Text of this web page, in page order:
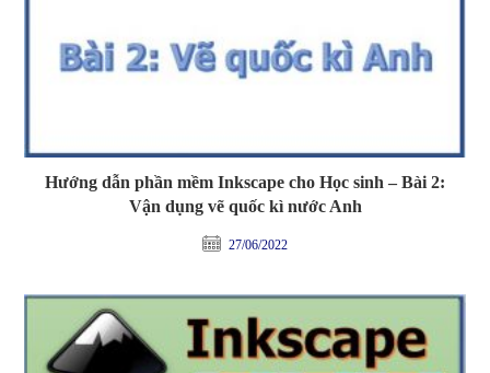
Hướng dẫn phần mềm Inkscape cho Học sinh – Bài 2:
Vận dụng vẽ quốc kì nước Anh
27/06/2022